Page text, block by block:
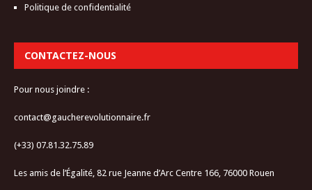
Politique de confidentialité
CONTACTEZ-NOUS
Pour nous joindre :
contact@gaucherevolutionnaire.fr
(+33) 07.81.32.75.89
Les amis de l’Égalité, 82 rue Jeanne d’Arc Centre 166, 76000 Rouen